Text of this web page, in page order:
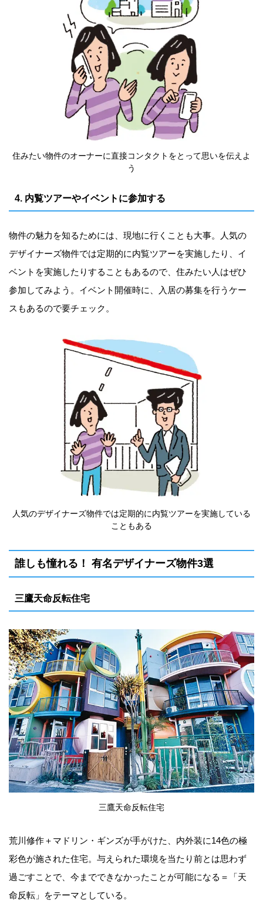
住みたい物件のオーナーに直接コンタクトをとって思いを伝えよ
う
4. 内覧ツアーやイベントに参加する
物件の魅力を知るためには、現地に行くことも大事。人気の
デザイナーズ物件では定期的に内覧ツアーを実施したり、イ
ベントを実施したりすることもあるので、住みたい人はぜひ
参加してみよう。イベント開催時に、入居の募集を行うケー
スもあるので要チェック。
人気のデザイナーズ物件では定期的に内覧ツアーを実施している
こともある
誰しも憧れる！ 有名デザイナーズ物件3選
三鷹天命反転住宅
三鷹天命反転住宅
荒川修作＋マドリン・ギンズが手がけた、内外装に14色の極
彩色が施された住宅。与えられた環境を当たり前とは思わず
過ごすことで、今までできなかったことが可能になる＝「天
命反転」をテーマとしている。